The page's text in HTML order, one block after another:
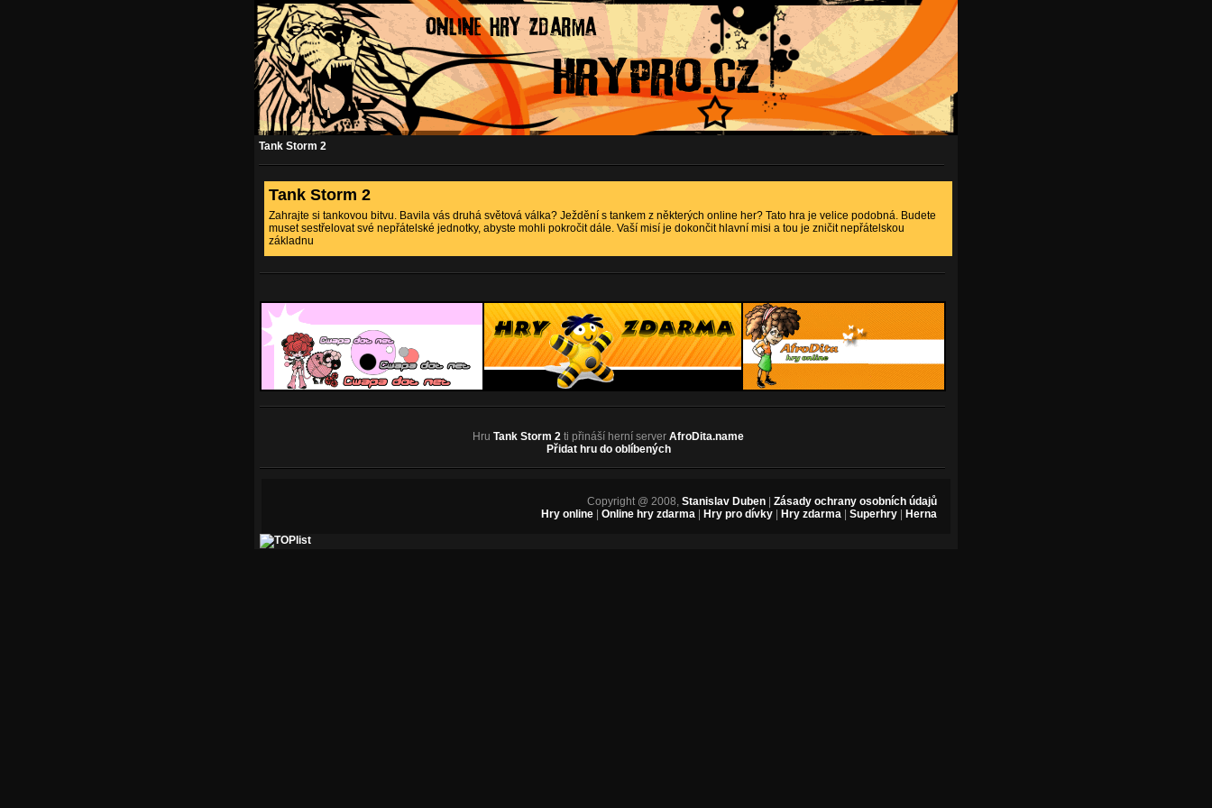
Tank Storm 2
Tank Storm 2
Zahrajte si tankovou bitvu. Bavila vás druhá světová válka? Ježdění s tankem z některých online her? Tato hra je velice podobná. Budete
muset sestřelovat své nepřátelské jednotky, abyste mohli pokročit dále. Vaší misí je dokončit hlavní misi a tou je zničit nepřátelskou
základnu
Hru Tank Storm 2 ti přináší herní server AfroDita.name
Přidat hru do oblíbených
Copyright @ 2008, Stanislav Duben
Zásady ochrany osobních údajů
Hry online
Online hry zdarma Hry pro dívky Hry zdarma Superhry Herna